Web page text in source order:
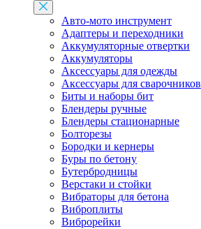
Авто-мото инструмент
Адаптеры и переходники
Аккумуляторные отвертки
Аккумуляторы
Аксессуары для одежды
Аксессуары для сварочников
Биты и наборы бит
Блендеры ручные
Блендеры стационарные
Болторезы
Бородки и кернеры
Буры по бетону
Бутербродницы
Верстаки и стойки
Вибраторы для бетона
Виброплиты
Виброрейки